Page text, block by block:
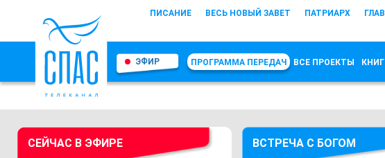
ПИСАНИЕ ВЕСЬ НОВЫЙ ЗАВЕТ ПАТРИАРХ
ЭФИР ПРОГРАММА ПЕРЕДАЧ ВСЕ ПРОЕКТЫ
СЕЙЧАС В ЭФИРЕ ВСТРЕЧА С БОГОМ